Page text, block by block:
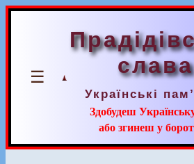
☰
слава
Українські
Здобудеш
або згинеш у